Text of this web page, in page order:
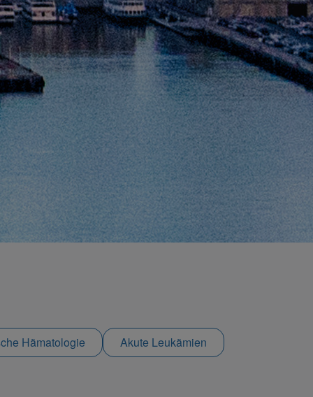
Hämatologie
Akute Leukämien